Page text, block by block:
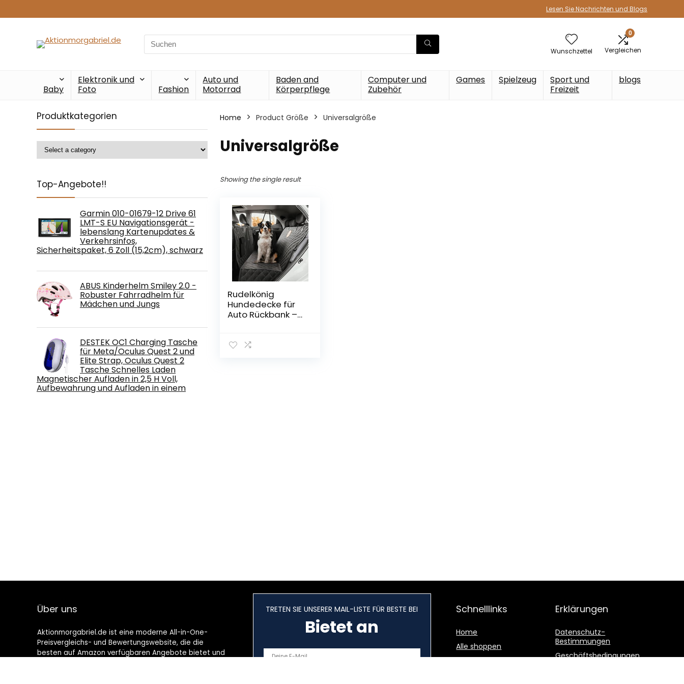
Lesen Sie Nachrichten und Blogs
Search
for:
Wunschzettel
0
Vergleichen
Baby
Elektronik und
Foto
Fashion
Auto und
Motorrad
Baden and
Körperpflege
Computer und
Zubehör
Games Spielzeug
Sport und
Freizeit
blogs
Produktkategorien
Top-Angebote!!
Garmin 010-01679-12 Drive 61
LMT-S EU Navigationsgerät -
lebenslang Kartenupdates &
Verkehrsinfos,
Sicherheitspaket, 6 Zoll (15,2cm), schwarz
ABUS Kinderhelm Smiley 2.0 -
Robuster Fahrradhelm für
Mädchen und Jungs
DESTEK OC1 Charging Tasche
für Meta/Oculus Quest 2 und
Elite Strap, Oculus Quest 2
Tasche Schnelles Laden
Magnetischer Aufladen in 2,5 H Voll,
Aufbewahrung und Aufladen in einem
Home Product Größe ‎Universalgröße
‎Universalgröße
Showing the single result
Rudelkönig
Hundedecke für
Auto Rückbank –
Autoschondecke
Über uns
Aktionmorgabriel.de ist eine moderne All-in-One-
Preisvergleichs- und Bewertungswebsite, die die
besten auf Amazon verfügbaren Angebote bietet und
TRETEN SIE UNSERER MAIL-LISTE FÜR BESTE BEI
Bietet an
Schnelllinks
Home
Alle shoppen
Blogs
Erklärungen
Datenschutz-
Bestimmungen
Geschäftsbedingungen